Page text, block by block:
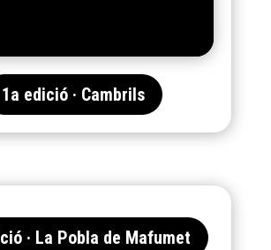
1a edició · Cambrils
· La Pobla de Mafumet